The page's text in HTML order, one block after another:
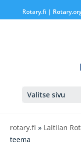
Rotary.fi |
Valitse sivu
rotary.fi » Laitilan
teema